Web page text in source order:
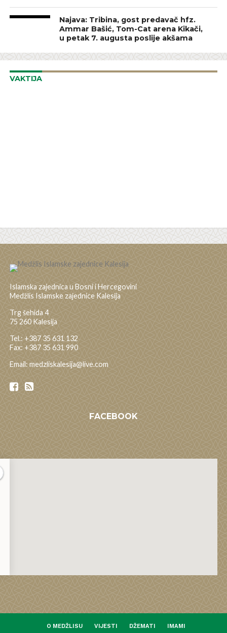
Najava: Tribina, gost predavač hfz.
Ammar Bašić, Tom-Cat arena Kikači,
u petak 7. augusta poslije akšama
VAKTIJA
Islamska zajednica u Bosni i Hercegovini
Medžlis Islamske zajednice Kalesija
Trg šehida 4
75 260 Kalesija
Tel.: +387 35 631 132
Fax: +387 35 631 990
Email: medzliskalesija@live.com
FACEBOOK
O MEDŽLISU VIJESTI DŽEMATI IMAMI